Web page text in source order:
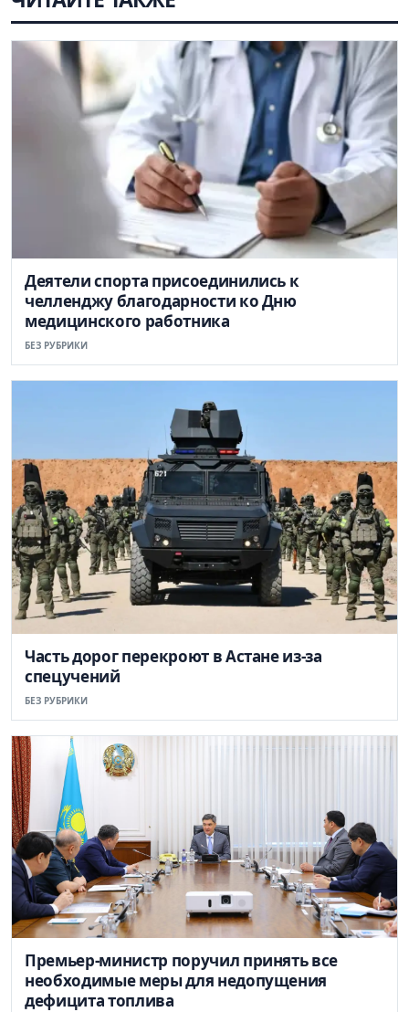
Деятели спорта присоединились к
челленджу благодарности ко Дню
медицинского работника
БЕЗ РУБРИКИ
Часть дорог перекроют в Астане из-за
спецучений
БЕЗ РУБРИКИ
Премьер-министр поручил принять все
необходимые меры для недопущения
дефицита топлива